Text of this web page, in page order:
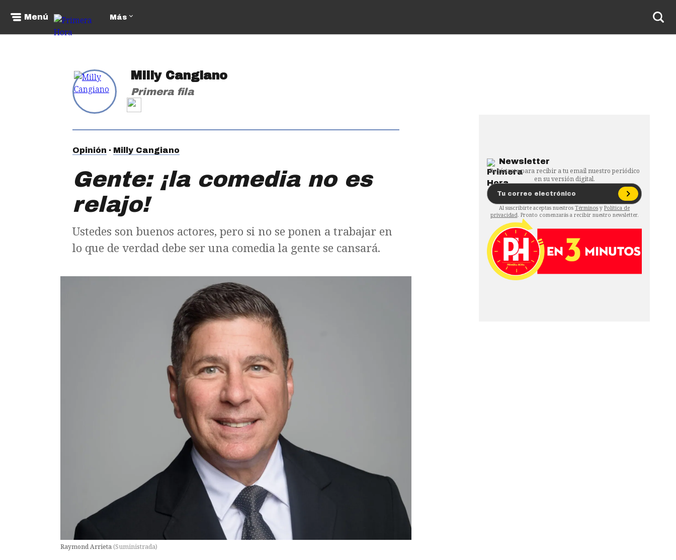
Menú Más
Milly Cangiano
Primera fila
Opinión Milly Cangiano
Gente: ¡la comedia no es
relajo!
Ustedes son buenos actores, pero si no se ponen a trabajar en
lo que de verdad debe ser una comedia la gente se cansará.
Raymond Arrieta(Suministrada)
Newsletter
Regístrate para recibir a tu email nuestro periódico
en su versión digital.
Al suscribirte aceptas nuestros Términos y Política de
privacidad. Pronto comenzarás a recibir nuestro newsletter.